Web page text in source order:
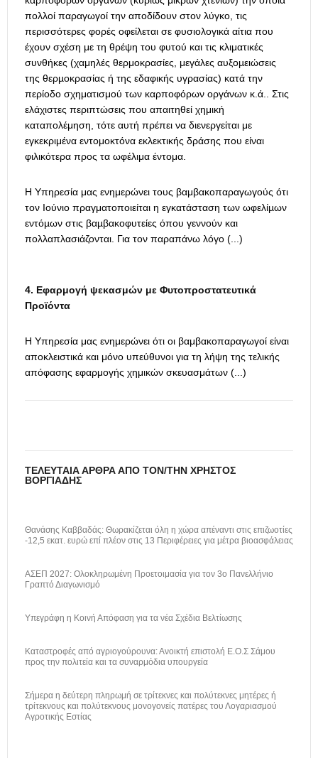
πολλοί παραγωγοί την αποδίδουν στον λύγκο, τις
περισσότερες φορές οφείλεται σε φυσιολογικά αίτια που
έχουν σχέση με τη θρέψη του φυτού και τις κλιματικές
συνθήκες (χαμηλές θερμοκρασίες, μεγάλες αυξοµειώσεις
της θερµοκρασίας ή της εδαφικής υγρασίας) κατά την
περίοδο σχηματισμού των καρποφόρων οργάνων κ.ά.. Στις
ελάχιστες περιπτώσεις που απαιτηθεί χημική
καταπολέμηση, τότε αυτή πρέπει να διενεργείται με
εγκεκριμένα εντομοκτόνα εκλεκτικής δράσης που είναι
φιλικότερα προς τα ωφέλιμα έντομα.
Η Υπηρεσία μας ενημερώνει τους βαμβακοπαραγωγούς ότι
τον Ιούνιο πραγματοποιείται η εγκατάσταση των ωφελίµων
εντόµων στις βαµβακοφυτείες όπου γεννούν και
πολλαπλασιάζονται. Για τον παραπάνω λόγο (...)
4. Εφαρμογή ψεκασμών με Φυτοπροστατευτικά
Προϊόντα
Η Υπηρεσία μας ενημερώνει ότι οι βαμβακοπαραγωγοί είναι
αποκλειστικά και μόνο υπεύθυνοι για τη λήψη της τελικής
απόφασης εφαρμογής χημικών σκευασμάτων (...)
ΤΕΛΕΥΤΑΊΑ ΆΡΘΡΑ ΑΠΌ ΤΟΝ/ΤΗΝ ΧΡΉΣΤΟΣ
ΒΟΡΓΙΆΔΗΣ
Θανάσης Καββαδάς: Θωρακίζεται όλη η χώρα απέναντι στις επιζωοτίες
-12,5 εκατ. ευρώ επί πλέον στις 13 Περιφέρειες για μέτρα βιοασφάλειας
ΑΣΕΠ 2027: Ολοκληρωμένη Προετοιμασία για τον 3ο Πανελλήνιο
Γραπτό Διαγωνισμό
Υπεγράφη η Κοινή Απόφαση για τα νέα Σχέδια Βελτίωσης
Καταστροφές από αγριογούρουνα: Ανοικτή επιστολή Ε.Ο.Σ Σάμου
προς την πολιτεία και τα συναρμόδια υπουργεία
Σήμερα η δεύτερη πληρωμή σε τρίτεκνες και πολύτεκνες μητέρες ή
τρίτεκνους και πολύτεκνους μονογονείς πατέρες του Λογαριασμού
Αγροτικής Εστίας